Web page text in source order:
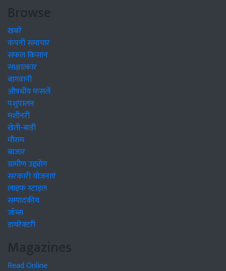
Browse
खबरें
कंपनी समाचार
सफल किसान
साक्षात्कार
बागवानी
औषधीय फसलें
पशुपालन
मशीनरी
खेती-बाड़ी
मौसम
बाजार
ग्रामीण उद्द्योग
सरकारी योजनाएं
लाइफ स्टाइल
सम्पादकीय
जॉब्स
डायरेक्टरी
Magazines
Read Online